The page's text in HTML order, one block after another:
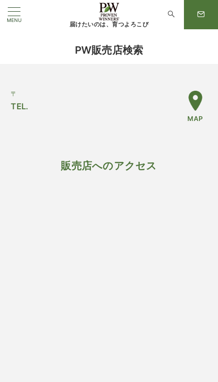
MENU
届けたいのは、育つよろこび
PW販売店検索
〒
TEL.
MAP
販売店へのアクセス